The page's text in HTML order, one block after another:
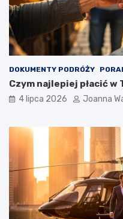
DOKUMENTY PODRÓŻY
Czym najlepiej płacić
4 lipca 2026 Joanna